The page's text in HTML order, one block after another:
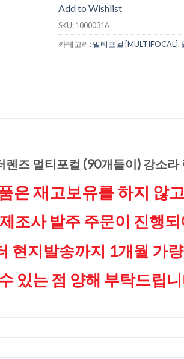
Add to Wishlist
SKU:10000316
카테고리:멀티포컬 [MULTIFOCAL],
렌즈 멀티포컬 (90개들이) 강소라
은 재고보유를 하지 않고
조사 발주 주문이 진행되
현지발송까지 1개월 가량
있는 점 양해 부탁드립